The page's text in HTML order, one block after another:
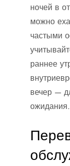
ночей в
можно
частыми
раннее
вечер —
ожидания.